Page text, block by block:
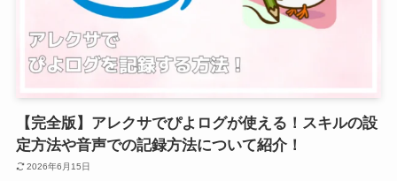
【完全版】アレクサでぴよログが使える！スキルの設
定方法や音声での記録方法について紹介！
2026年6月15日